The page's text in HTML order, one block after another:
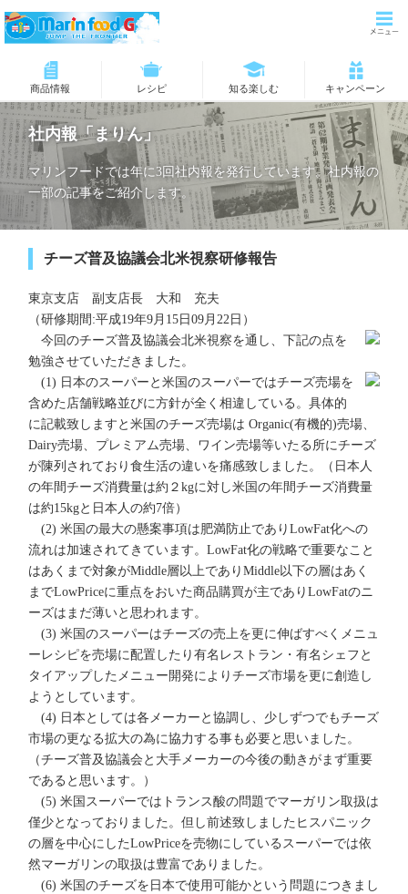
商品情報 レシピ 知る楽しむ キャンペーン
社内報「まりん」
マリンフードでは年に3回社内報を発行しています。社内報の
一部の記事をご紹介します。
チーズ普及協議会北米視察研修報告
東京支店 副支店長 大和 充夫
（研修期間:平成19年9月15日09月22日）
今回のチーズ普及協議会北米視察を通し、下記の点を
勉強させていただきました。
(1) 日本のスーパーと米国のスーパーではチーズ売場を
含めた店舗戦略並びに方針が全く相違している。具体的
に記載致しますと米国のチーズ売場は Organic(有機的)売場、
Dairy売場、プレミアム売場、ワイン売場等いたる所にチーズ
が陳列されており食生活の違いを痛感致しました。（日本人
の年間チーズ消費量は約２kgに対し米国の年間チーズ消費量
は約15kgと日本人の約7倍）
(2) 米国の最大の懸案事項は肥満防止でありLowFat化への
流れは加速されてきています。LowFat化の戦略で重要なこと
はあくまで対象がMiddle層以上でありMiddle以下の層はあく
までLowPriceに重点をおいた商品購買が主でありLowFatのニ
ーズはまだ薄いと思われます。
(3) 米国のスーパーはチーズの売上を更に伸ばすべくメニュ
ーレシピを売場に配置したり有名レストラン・有名シェフと
タイアップしたメニュー開発によりチーズ市場を更に創造し
ようとしています。
(4) 日本としては各メーカーと協調し、少しずつでもチーズ
市場の更なる拡大の為に協力する事も必要と思いました。
（チーズ普及協議会と大手メーカーの今後の動きがまず重要
であると思います。）
(5) 米国スーパーではトランス酸の問題でマーガリン取扱は
僅少となっておりました。但し前述致しましたヒスパニック
の層を中心にしたLowPriceを売物にしているスーパーでは依
然マーガリンの取扱は豊富でありました。
(6) 米国のチーズを日本で使用可能かという問題につきまし